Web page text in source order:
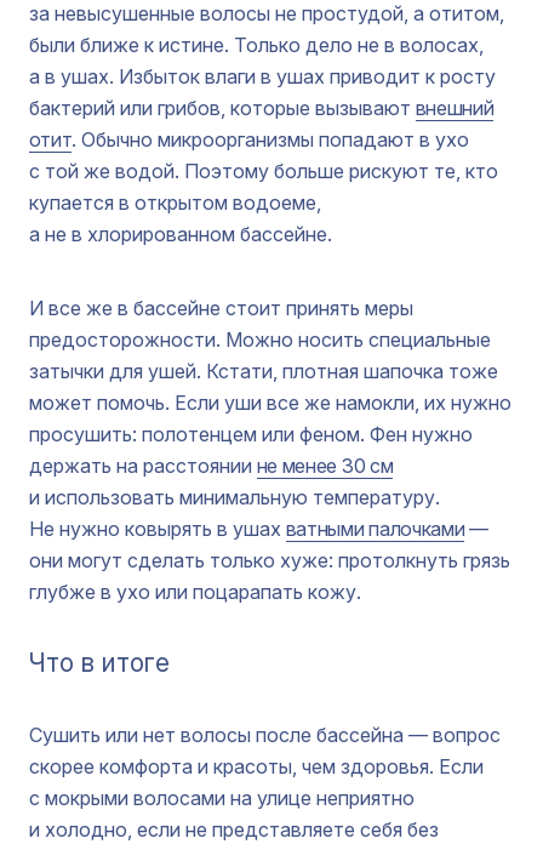
за невысушенные волосы не простудой, а отитом,
были ближе к истине. Только дело не в волосах,
а в ушах. Избыток влаги в ушах приводит к росту
бактерий или грибов, которые вызывают внешний
отит. Обычно микроорганизмы попадают в ухо
с той же водой. Поэтому больше рискуют те, кто
купается в открытом водоеме,
а не в хлорированном бассейне.
И все же в бассейне стоит принять меры
предосторожности. Можно носить специальные
затычки для ушей. Кстати, плотная шапочка тоже
может помочь. Если уши все же намокли, их нужно
просушить: полотенцем или феном. Фен нужно
держать на расстоянии не менее 30 см
и использовать минимальную температуру.
Не нужно ковырять в ушах ватными палочками —
они могут сделать только хуже: протолкнуть грязь
глубже в ухо или поцарапать кожу.
Что в итоге
Сушить или нет волосы после бассейна — вопрос
скорее комфорта и красоты, чем здоровья. Если
с мокрыми волосами на улице неприятно
и холодно, если не представляете себя без